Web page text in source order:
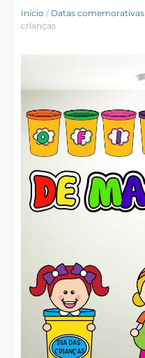
Início / Datas comemorativas
crianças